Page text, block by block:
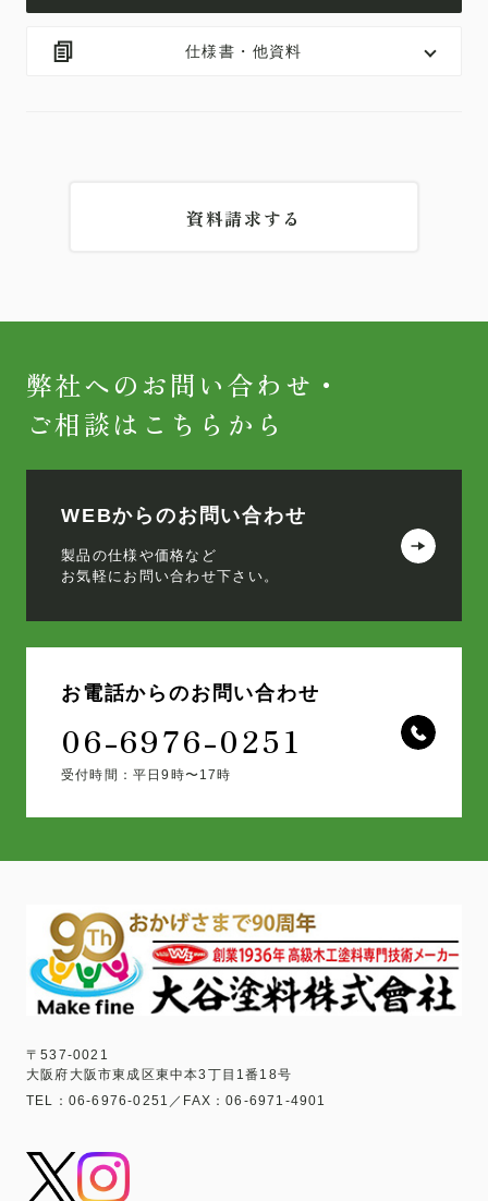
仕様書・他資料
資料請求する
弊社へのお問い合わせ・
ご相談はこちらから
WEBからのお問い合わせ
製品の仕様や価格など
お気軽にお問い合わせ下さい。
お電話からのお問い合わせ
06-6976-0251
受付時間：平日9時〜17時
〒537-0021
大阪府大阪市東成区東中本3丁目1番18号
TEL：06-6976-0251／FAX：06-6971-4901